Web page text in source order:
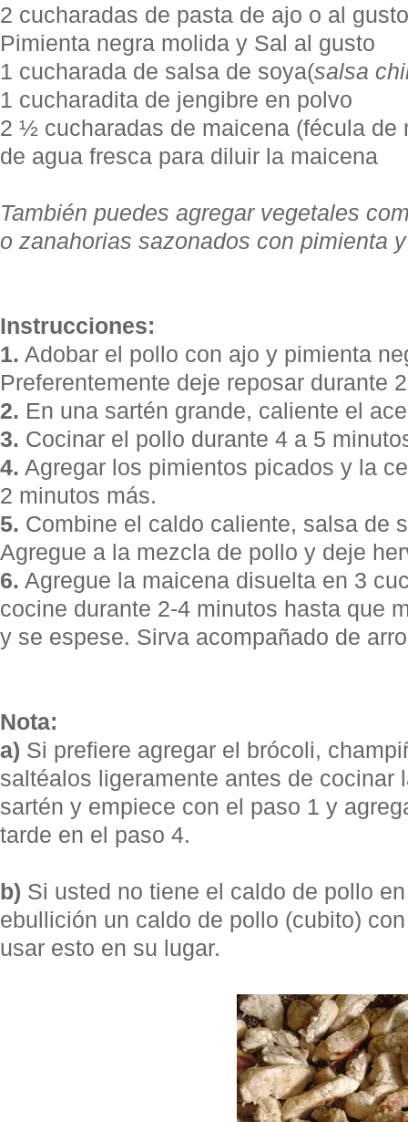
2 cucharadas de pasta de ajo o al gusto
Pimienta negra molida y Sal al gusto
1 cucharada de salsa de soya(salsa
1 cucharadita de jengibre en polvo
2 ½ cucharadas de maicena (fécula de
de agua fresca para diluir la maicena
También puedes agregar vegetales
o zanahorias sazonados con pimienta
Instrucciones:
1. Adobar el pollo con ajo y pimienta
Preferentemente deje reposar durante
2. En una sartén grande, caliente el
3. Cocinar el pollo durante 4 a 5
4. Agregar los pimientos picados y la
2 minutos más.
5. Combine el caldo caliente, salsa de
Agregue a la mezcla de pollo y deje
6. Agregue la maicena disuelta en 3
cocine durante 2-4 minutos hasta que
y se espese. Sirva acompañado de
Nota:
a) Si prefiere agregar el brócoli,
saltéalos ligeramente antes de cocinar
sartén y empiece con el paso 1 y
tarde en el paso 4.
b) Si usted no tiene el caldo de pollo
ebullición un caldo de pollo (cubito)
usar esto en su lugar.